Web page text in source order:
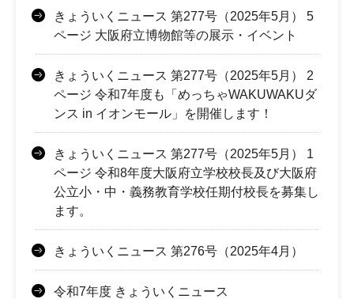
きょういくニュース 第277号（2025年5月） 5
ページ 大阪府立博物館等の展示・イベント
きょういくニュース 第277号（2025年5月） 2
ページ 令和7年度も「めっちゃWAKUWAKUダ
ンス in イオンモール」を開催します！
きょういくニュース 第277号（2025年5月） 1
ページ 令和8年度大阪府立学校校長及び大阪府
公立小・中・義務教育学校任期付校長を募集し
ます。
きょういくニュース 第276号（2025年4月）
令和7年度 きょういくニュース